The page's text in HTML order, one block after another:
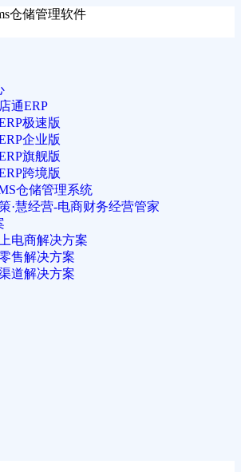
通ERP
极速版
企业版
旗舰版
跨境版
仓储管理系统
·慧经营-电商财务经营管家
电商解决方案
售解决方案
道解决方案